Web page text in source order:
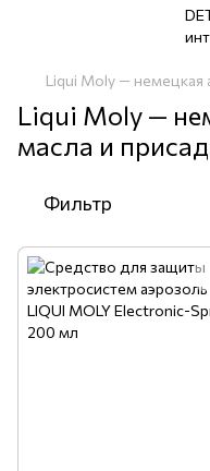
Liqui Moly — немецкая
Liqui Moly —
масла и
Фильтр